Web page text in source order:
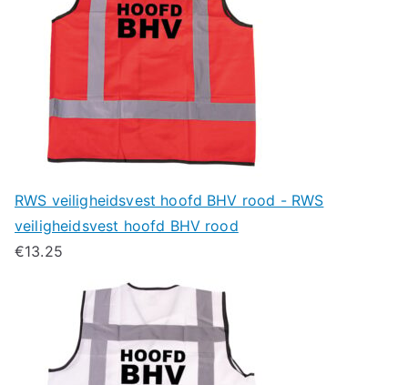
RWS veiligheidsvest hoofd BHV rood - RWS
veiligheidsvest hoofd BHV rood
€13.25